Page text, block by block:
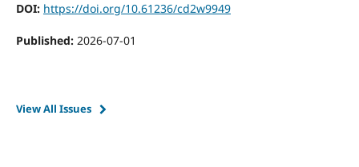
DOI: https://doi.org/10.61236/cd2w9949
Published: 2026-07-01
View All Issues